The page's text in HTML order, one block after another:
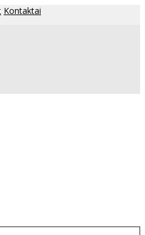
Kontaktai